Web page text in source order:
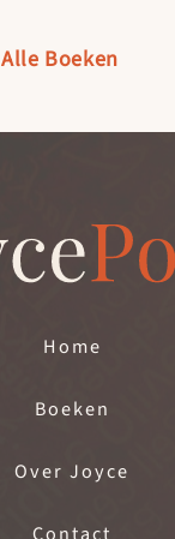
Alle Boeken
Home
Boeken
Over Joyce